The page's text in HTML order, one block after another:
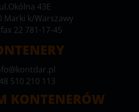
ul.Okólna 43E
Marki k/Warszawy
22 781-17-45
510 210 113
KONTENERÓW